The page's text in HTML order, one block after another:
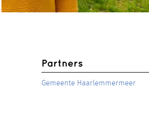
Partners
Gemeente Haarlemmermeer